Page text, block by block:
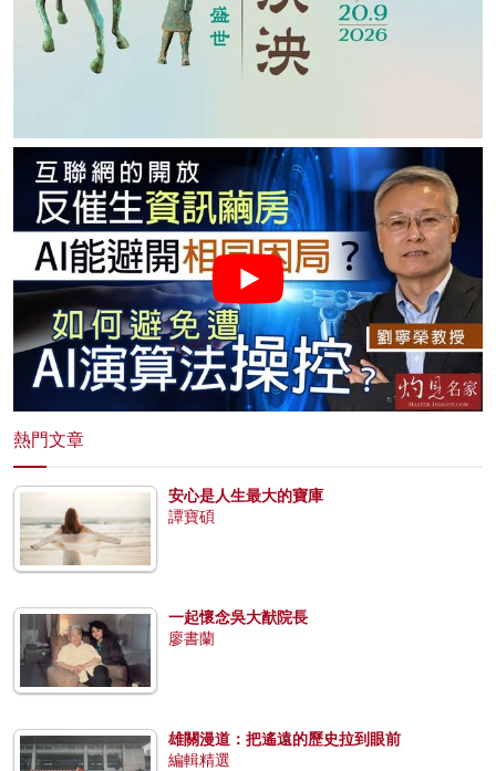
熱門文章
安心是人生最大的寶庫
譚寶碩
一起懷念吳大猷院長
廖書蘭
雄關漫道：把遙遠的歷史拉到眼前
編輯精選